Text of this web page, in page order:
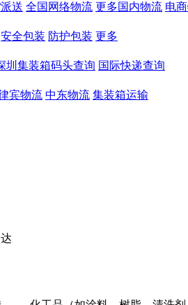
送 全国网络物流 更多国内物流 电
安全包装 防护包装 更多
圳集装箱码头查询 国际快递查询
宾物流 中东物流 集装箱运输